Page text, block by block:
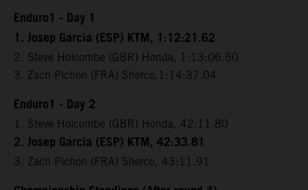
Enduro1 - Day 1
1. Josep Garcia (ESP) KTM, 1:12:21.62
2. Steve Holcombe (GBR) Honda, 1:13:06.50
3. Zach Pichon (FRA) Sherco,1:14:37.04
Enduro1 - Day 2
1. Steve Holcombe (GBR) Honda, 42:11.80
2. Josep Garcia (ESP) KTM, 42:33.81
3. Zach Pichon (FRA) Sherco, 43:11.91